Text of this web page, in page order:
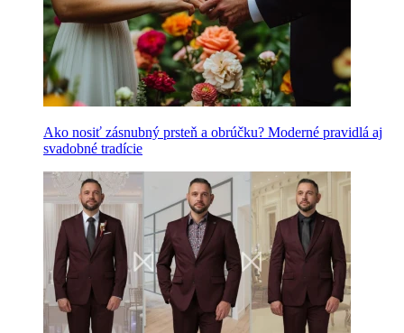
Ako nosiť zásnubný prsteň a obrúčku? Moderné pravidlá aj
svadobné tradície